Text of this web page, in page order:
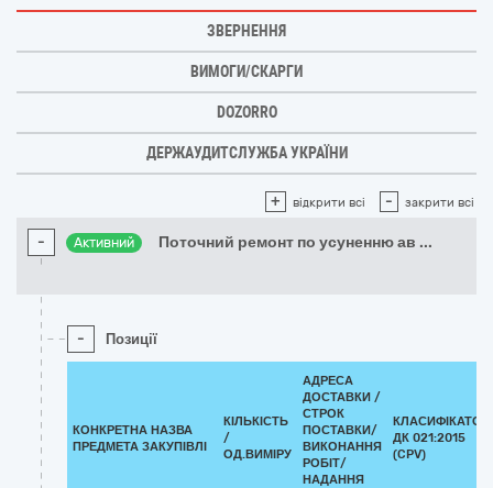
ЗВЕРНЕННЯ
ВИМОГИ/СКАРГИ
DOZORRO
ДЕРЖАУДИТСЛУЖБА УКРАЇНИ
+ відкрити всі - закрити всі
- Активний Поточний ремонт по усуненню ав ...
- Позиції
КОНКРЕТНА НАЗВА
ПРЕДМЕТА ЗАКУПІВЛІ
КІЛЬКІСТЬ
/
ОД.ВИМІРУ
АДРЕСА
ДОСТАВКИ /
СТРОК
ПОСТАВКИ/
ВИКОНАННЯ
РОБІТ/
НАДАННЯ
КЛАСИФІКАТОР
ДК 021:2015
(CPV)